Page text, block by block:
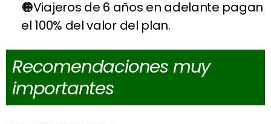
Viajeros de 6 años en adelante pagan
el 100% del valor del plan.
Recomendaciones muy
importantes